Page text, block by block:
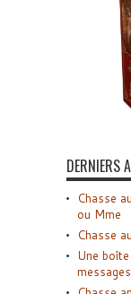
DERNIERS
Chasse
ou Mme
Chasse
Une